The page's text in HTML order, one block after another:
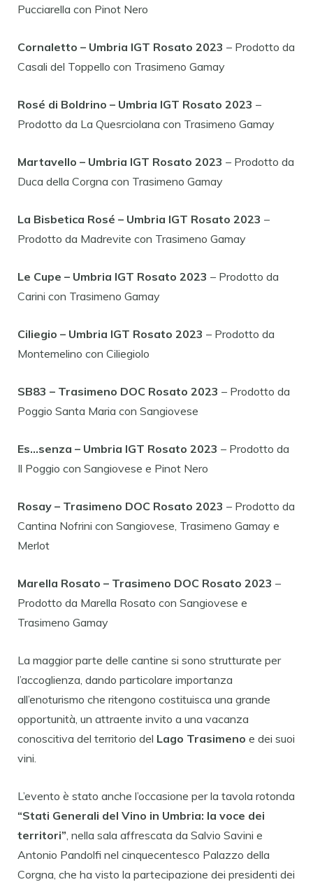
Pucciarella con Pinot Nero
Cornaletto – Umbria IGT Rosato 2023 – Prodotto da
Casali del Toppello con Trasimeno Gamay
Rosé di Boldrino – Umbria IGT Rosato 2023 –
Prodotto da La Quesrciolana con Trasimeno Gamay
Martavello – Umbria IGT Rosato 2023 – Prodotto da
Duca della Corgna con Trasimeno Gamay
La Bisbetica Rosé – Umbria IGT Rosato 2023 –
Prodotto da Madrevite con Trasimeno Gamay
Le Cupe – Umbria IGT Rosato 2023 – Prodotto da
Carini con Trasimeno Gamay
Ciliegio – Umbria IGT Rosato 2023 – Prodotto da
Montemelino con Ciliegiolo
SB83 – Trasimeno DOC Rosato 2023 – Prodotto da
Poggio Santa Maria con Sangiovese
Es…senza – Umbria IGT Rosato 2023 – Prodotto da
Il Poggio con Sangiovese e Pinot Nero
Rosay – Trasimeno DOC Rosato 2023 – Prodotto da
Cantina Nofrini con Sangiovese, Trasimeno Gamay e
Merlot
Marella Rosato – Trasimeno DOC Rosato 2023 –
Prodotto da Marella Rosato con Sangiovese e
Trasimeno Gamay
La maggior parte delle cantine si sono strutturate per
l’accoglienza, dando particolare importanza
all’enoturismo che ritengono costituisca una grande
opportunità, un attraente invito a una vacanza
conoscitiva del territorio del Lago Trasimeno e dei suoi
vini.
L’evento è stato anche l’occasione per la tavola rotonda
“Stati Generali del Vino in Umbria: la voce dei
territori” , nella sala affrescata da Salvio Savini e
Antonio Pandolfi nel cinquecentesco Palazzo della
Corgna, che ha visto la partecipazione dei presidenti dei